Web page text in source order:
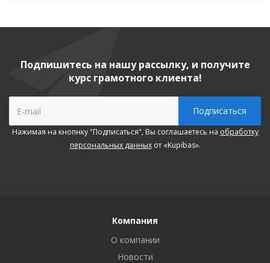
Подпишитесь на нашу рассылку, и получите
курс грамотного клиента!
Нажимая на кнопнку "Подписаться", Вы соглашаетесь на обработку
персональных данныхот «Kupibas».
Компания
О компании
Новости